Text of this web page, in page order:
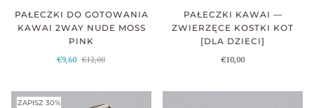
PAŁECZKI DO GOTOWANIA
KAWAI 2WAY NUDE MOSS
PINK
€9,60 €12,00
PAŁECZKI KAWAI —
ZWIERZĘCE KOSTKI KOT
[DLA DZIECI]
€10,00
ZAPISZ 30%